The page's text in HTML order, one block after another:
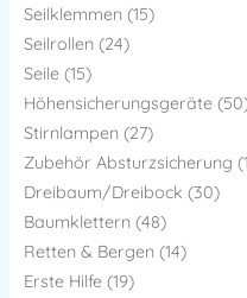
Seilklemmen (15)
Seilrollen (24)
Seile (15)
Höhensicherungsgeräte
Stirnlampen (27)
Zubehör Absturzsicherung
Dreibaum/Dreibock (30)
Baumklettern (48)
Retten & Bergen (14)
Erste Hilfe (19)